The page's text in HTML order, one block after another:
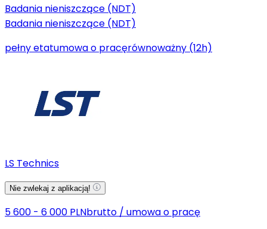
Badania nieniszczące (NDT)
Badania nieniszczące (NDT)
pełny etatumowa o pracęrównoważny (12h)
LS Technics
Nie zwlekaj z aplikacją!
5 600 - 6 000 PLNbrutto / umowa o pracę